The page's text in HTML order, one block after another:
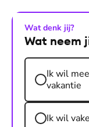
Wat denk jij?
Wat neem
Ik wil
vakantie
Ik wil